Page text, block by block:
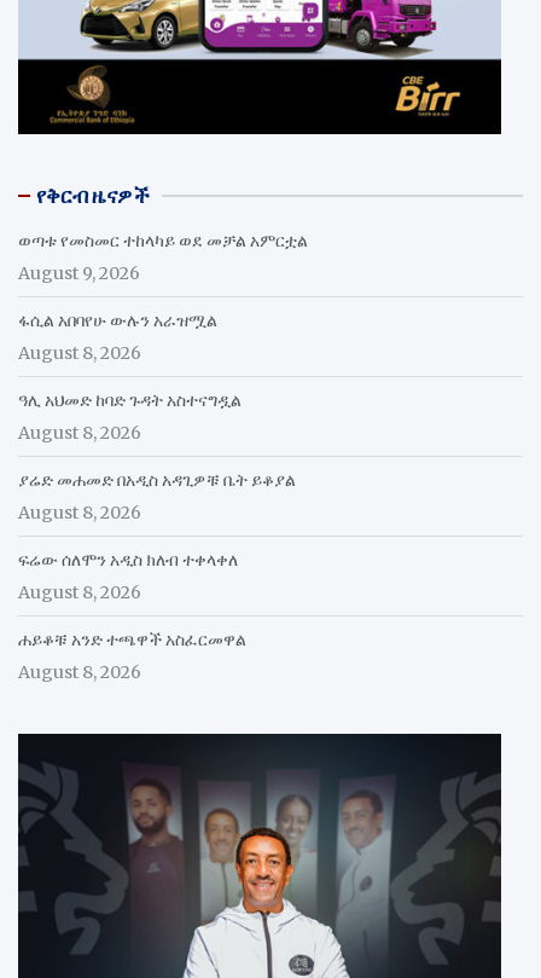
የቅርብ ዜናዎች
ወጣቱ የመስመር ተከላካይ ወደ መቻል አምርቷል
August 9, 2026
ፋሲል አበባየሁ ውሉን አራዝሟል
August 8, 2026
ዓሊ አህመድ ከባድ ጉዳት አስተናግዷል
August 8, 2026
ያሬድ መሐመድ በአዲስ አዳጊዎቹ ቤት ይቆያል
August 8, 2026
ፍሬው ሰለሞን አዲስ ክለብ ተቀላቀለ
August 8, 2026
ሐይቆቹ አንድ ተጫዋች አስፈርመዋል
August 8, 2026